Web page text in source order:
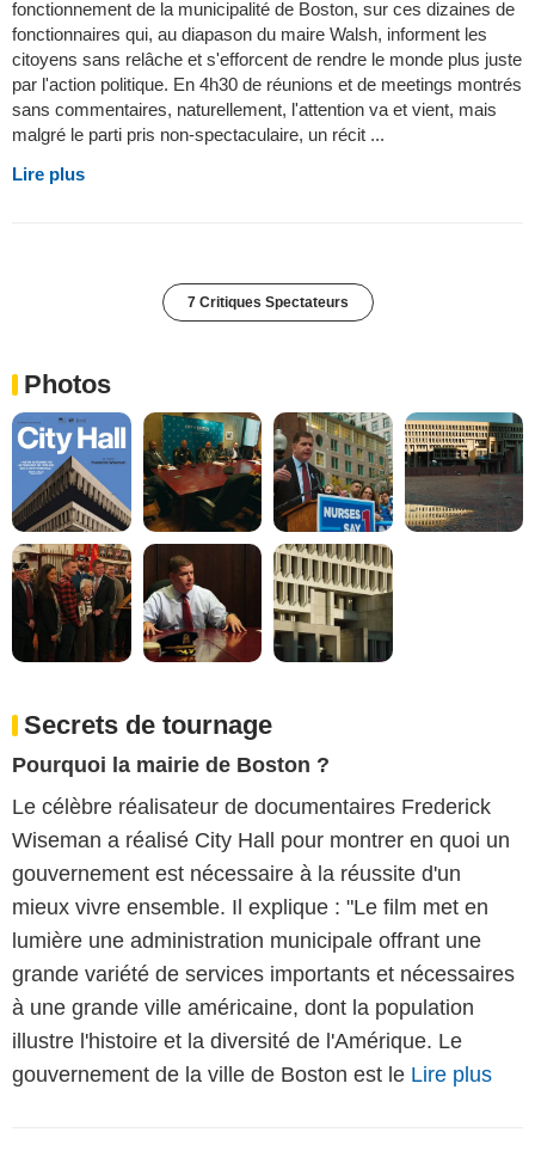
fonctionnement de la municipalité de Boston, sur ces dizaines de
fonctionnaires qui, au diapason du maire Walsh, informent les
citoyens sans relâche et s'efforcent de rendre le monde plus juste
par l'action politique. En 4h30 de réunions et de meetings montrés
sans commentaires, naturellement, l'attention va et vient, mais
malgré le parti pris non-spectaculaire, un récit ...
Lire plus
7 Critiques Spectateurs
Photos
Secrets de tournage
Pourquoi la mairie de Boston ?
Le célèbre réalisateur de documentaires Frederick
Wiseman a réalisé City Hall pour montrer en quoi un
gouvernement est nécessaire à la réussite d'un
mieux vivre ensemble. Il explique : "Le film met en
lumière une administration municipale offrant une
grande variété de services importants et nécessaires
à une grande ville américaine, dont la population
illustre l'histoire et la diversité de l'Amérique. Le
gouvernement de la ville de Boston est le Lire plus